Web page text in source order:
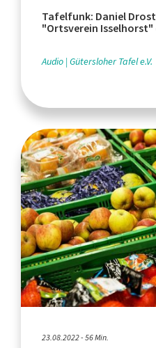
Tafelfunk: Daniel
"Ortsverein Isselhorst"
Audio Gütersloher Tafel e.V.
23.08.2022 - 56 Min.